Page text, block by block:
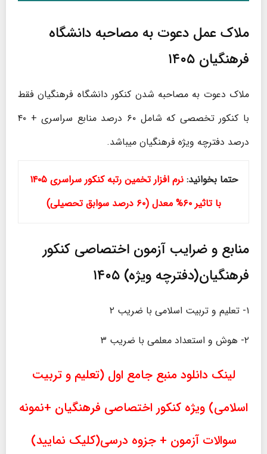
ملاک عمل دعوت به مصاحبه دانشگاه
فرهنگیان ۱۴۰۵
ملاک دعوت به مصاحبه شدن کنکور دانشگاه فرهنگیان فقط
با کنکور تخصصی که شامل ۶۰ درصد منابع سراسری + ۴۰
درصد دفترچه ویژه فرهنگیان میباشد.
حتما بخوانید:
نرم افزار تخمین رتبه کنکور سراسری ۱۴۰۵
با تاثیر ۶۰% معدل (۶۰ درصد سوابق تحصیلی)
منابع و ضرایب آزمون اختصاصی کنکور
فرهنگیان(دفترچه ویژه) ۱۴۰۵
۱- تعلیم و تربیت اسلامی با ضریب ۲
۲- هوش و استعداد معلمی با ضریب ۳
لینک دانلود منبع جامع اول (تعلیم و تربیت
اسلامی) ویژه کنکور اختصاصی فرهنگیان +نمونه
سوالات آزمون + جزوه درسی(کلیک نمایید)